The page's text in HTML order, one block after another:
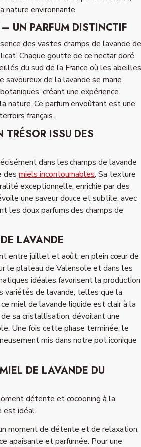
nature environnante.
UN PARFUM DISTINCTIF
des vastes champs de lavande de
Chaque goutte de ce nectar doré
du sud de la France où les abeilles
savoureux de la lavande se marie
créant une expérience
nature. Ce parfum envoûtant est une
français.
ISSU DES
dans les champs de lavande
des miels incontournables. Sa texture
exceptionnelle, enrichie par des
une saveur douce et subtile, avec
les doux parfums des champs de
LAVANDE
entre juillet et août, en plein cœur de
le plateau de Valensole et dans les
idéales favorisent la production
variétés de lavande, telles que la
miel de lavande liquide est clair à la
sa cristallisation, dévoilant une
Une fois cette phase terminée, le
mis dans notre pot iconique
DE LAVANDE DU
détente et cocooning à la
est idéal.
moment de détente et de relaxation,
apaisante et parfumée. Pour une